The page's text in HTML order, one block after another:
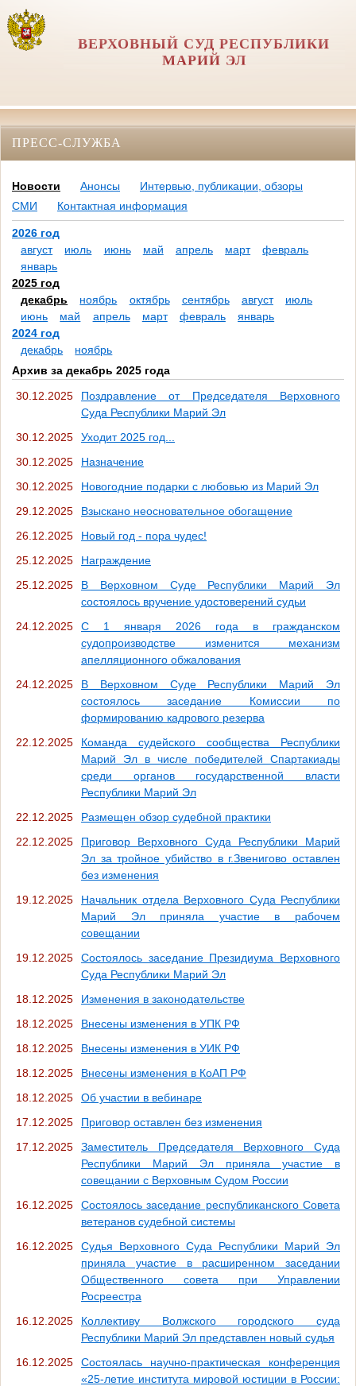
ВЕРХОВНЫЙ СУД РЕСПУБЛИКИ
МАРИЙ ЭЛ
ПРЕСС-СЛУЖБА
Новости Анонсы
Интервью, публикации, обзоры
СМИ
Контактная информация
2026 год
август
июль июнь май апрель март
февраль
январь
2025 год
декабрь
ноябрь октябрь сентябрь август
июль
июнь
май апрель март февраль
январь
2024 год
декабрь
ноябрь
Архив за декабрь 2025 года
30.12.2025
Поздравление от Председателя Верховного
Суда Республики Марий Эл
30.12.2025
Уходит 2025 год...
30.12.2025
Назначение
30.12.2025
Новогодние подарки с любовью из Марий Эл
29.12.2025
Взыскано неосновательное обогащение
26.12.2025
Новый год - пора чудес!
25.12.2025
Награждение
25.12.2025
В Верховном Суде Республики Марий Эл
состоялось вручение удостоверений судьи
24.12.2025
С 1 января 2026 года в гражданском
судопроизводстве изменится механизм
апелляционного обжалования
24.12.2025
В Верховном Суде Республики Марий Эл
состоялось заседание Комиссии по
формированию кадрового резерва
22.12.2025
Команда судейского сообщества Республики
Марий Эл в числе победителей Спартакиады
среди органов государственной власти
Республики Марий Эл
22.12.2025
Размещен обзор судебной практики
22.12.2025
Приговор Верховного Суда Республики Марий
Эл за тройное убийство в г.Звенигово оставлен
без изменения
19.12.2025
Начальник отдела Верховного Суда Республики
Марий Эл приняла участие в рабочем
совещании
19.12.2025
Состоялось заседание Президиума Верховного
Суда Республики Марий Эл
18.12.2025
Изменения в законодательстве
18.12.2025
Внесены изменения в УПК РФ
18.12.2025
Внесены изменения в УИК РФ
18.12.2025
Внесены изменения в КоАП РФ
18.12.2025
Об участии в вебинаре
17.12.2025
Приговор оставлен без изменения
17.12.2025
Заместитель Председателя Верховного Суда
Республики Марий Эл приняла участие в
совещании с Верховным Судом России
16.12.2025
Состоялось заседание республиканского Совета
ветеранов судебной системы
16.12.2025
Судья Верховного Суда Республики Марий Эл
приняла участие в расширенном заседании
Общественного совета при Управлении
Росреестра
16.12.2025
Коллективу Волжского городского суда
Республики Марий Эл представлен новый судья
16.12.2025
Состоялась научно-практическая конференция
«25-летие института мировой юстиции в России: